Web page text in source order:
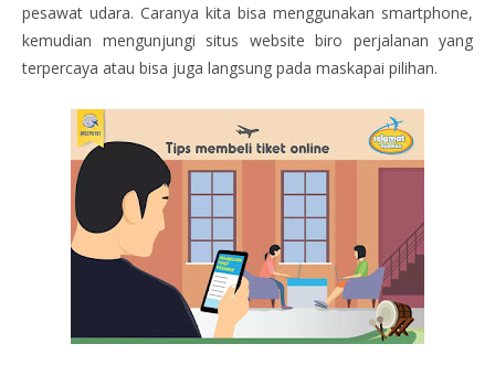
pesawat udara. Caranya kita bisa menggunakan smartphone,
kemudian mengunjungi situs website biro perjalanan yang
terpercaya atau bisa juga langsung pada maskapai pilihan.